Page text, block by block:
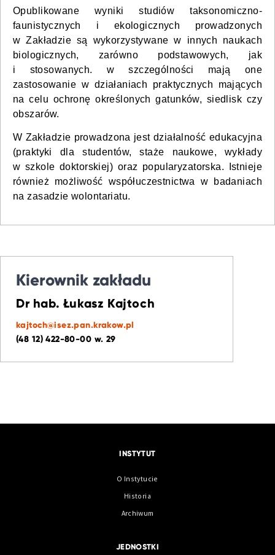
Opublikowane wyniki studiów taksonomiczno-
faunistycznych i ekologicznych prowadzonych
w Zakładzie są wykorzystywane w innych naukach
biologicznych, zarówno podstawowych, jak
i stosowanych. w szczególności mają one
zastosowanie w działaniach praktycznych mających
na celu ochronę określonych gatunków, siedlisk czy
obszarów.
W Zakładzie prowadzona jest działalność edukacyjna
(praktyki dla studentów, staże naukowe, wykłady
w szkole doktorskiej) oraz popularyzatorska. Istnieje
również możliwość współuczestnictwa w badaniach
na zasadzie wolontariatu.
Kierownik zakładu
Dr hab. Łukasz Kajtoch
kajtoch@isez.pan.krakow.pl
(48 12) 422-80-00 w. 29
INSTYTUT
O Instytucie
Historia
Archiwum
JEDNOSTKI